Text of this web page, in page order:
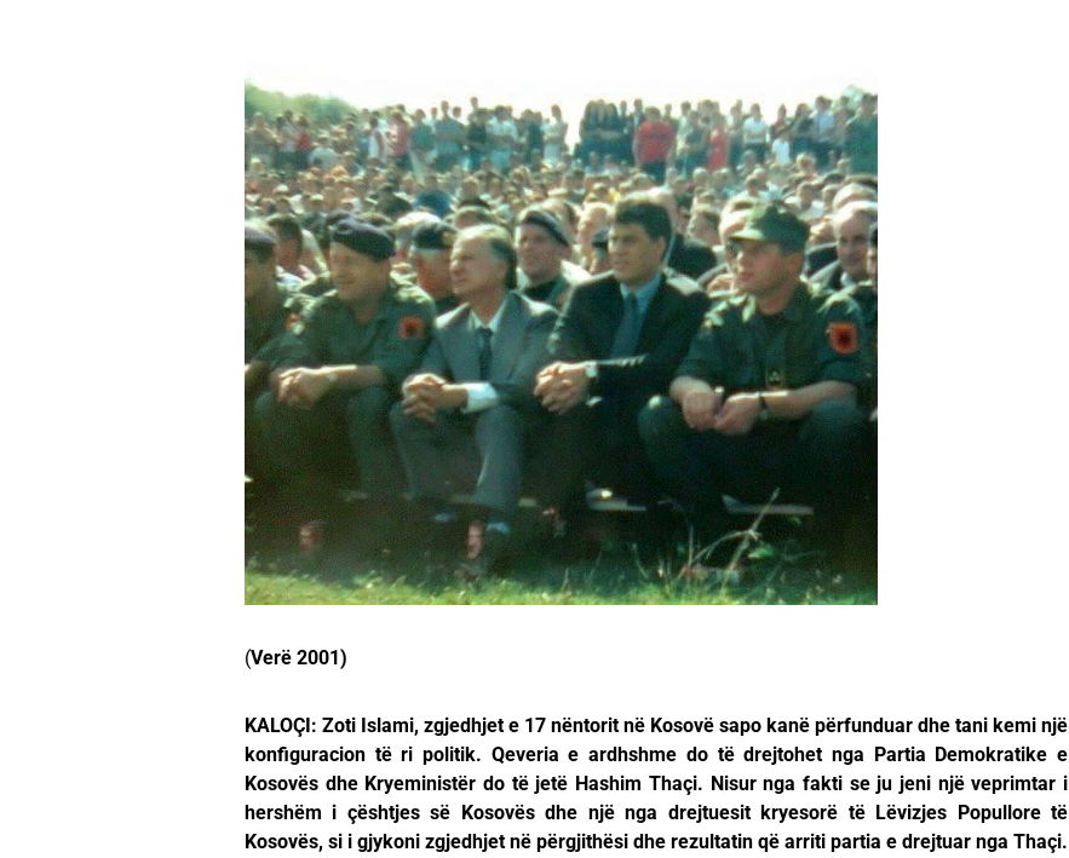
(Verë 2001)
KALOÇI: Zoti Islami, zgjedhjet e 17 nëntorit në Kosovë sapo kanë përfunduar dhe tani kemi një
konfiguracion të ri politik. Qeveria e ardhshme do të drejtohet nga Partia Demokratike e
Kosovës dhe Kryeministër do të jetë Hashim Thaçi. Nisur nga fakti se ju jeni një veprimtar i
hershëm i çështjes së Kosovës dhe një nga drejtuesit kryesorë të Lëvizjes Popullore të
Kosovës, si i gjykoni zgjedhjet në përgjithësi dhe rezultatin që arriti partia e drejtuar nga Thaçi.